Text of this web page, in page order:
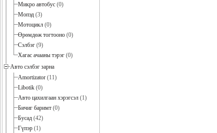
Микро автобус (0)
Мопэд (3)
Мотоцикл (0)
Өрөмдөж тогтооно (0)
Сэлбэг (9)
Хагас ачааны тэрэг (0)
Авто сэлбэг зарна
Amortizator (11)
Libotik (0)
Авто цахилгаан хэрэгсэл (1)
Бичиг баримт (0)
Бусад (42)
Гүпэр (1)